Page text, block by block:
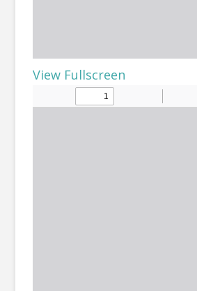
View Fullscreen